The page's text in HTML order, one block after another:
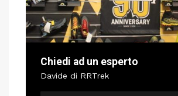
Chiedi ad un esperto
Davide di RRTrek